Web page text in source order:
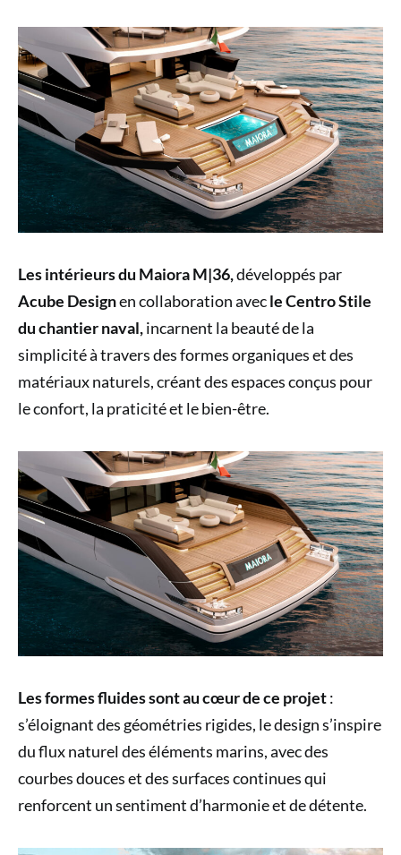
Les intérieurs du Maiora M|36,développés par
Acube Designen collaboration avecle Centro Stile
du chantier naval,incarnent la beauté de la
simplicité à travers des formes organiques et des
matériaux naturels, créant des espaces conçus pour
le confort, la praticité et le bien-être.
Les formes fluides sont au cœur de ce projet:
s’éloignant des géométries rigides, le design s’inspire
du flux naturel des éléments marins, avec des
courbes douces et des surfaces continues qui
renforcent un sentiment d’harmonie et de détente.